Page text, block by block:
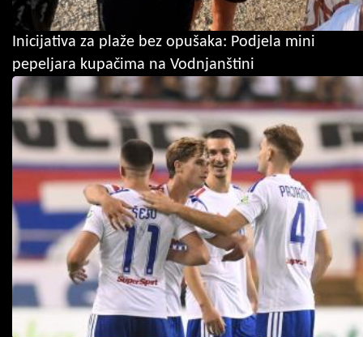
Inicijativa za plaže bez opušaka: Podjela mini
pepeljara kupačima na Vodnjanštini